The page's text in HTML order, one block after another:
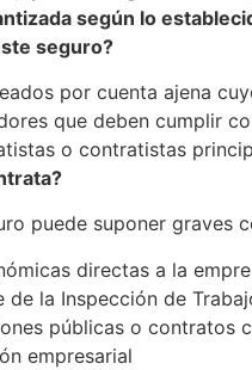
según lo
seguro?
por cuenta ajena
que deben cumplir
o contratistas
puede suponer graves
directas a la
de la Inspección de
públicas o contratos
empresarial